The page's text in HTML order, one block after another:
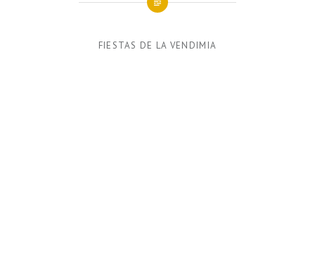
FIESTAS DE LA VENDIMIA